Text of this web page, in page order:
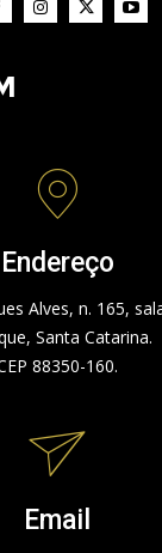
Endereço
Alves, n. 165,
Santa Catarina.
88350-160.
Email